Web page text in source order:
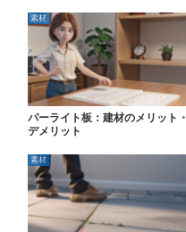
素材
パーライト板：建材のメリット・
デメリット
素材